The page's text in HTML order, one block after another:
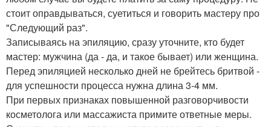
стоит оправдываться, суетиться и говорить мастеру про
"Следующий раз".
Записываясь на эпиляцию, сразу уточните, кто будет
мастер: мужчина (да - да, и такое бывает) или женщина.
Перед эпиляцией несколько дней не брейтесь бритвой -
для успешности процесса нужна длина 3-4 мм.
При первых признаках повышенной разговорчивости
косметолога или массажиста примите ответные меры.